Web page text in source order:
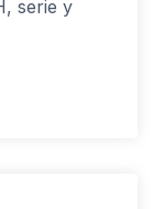
serie y